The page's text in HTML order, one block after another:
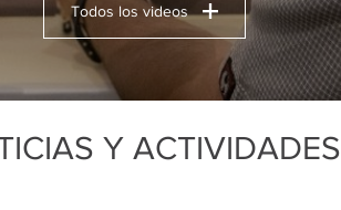
Todos los videos
Y ACTIVIDADES